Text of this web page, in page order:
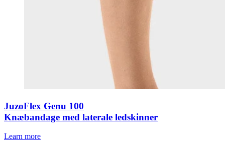
JuzoFlex Genu 100
Knæbandage med laterale ledskinner
Learn more